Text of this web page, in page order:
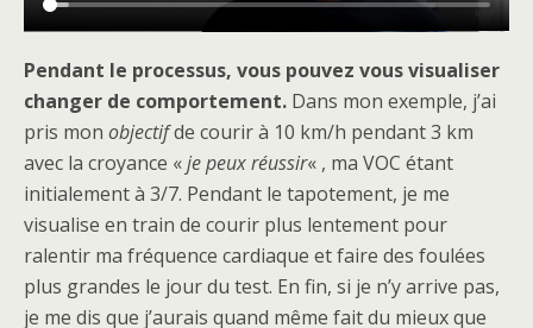
Pendant le processus, vous pouvez vous visualiser
changer de comportement. Dans mon exemple, j’ai
pris mon objectifde courir à 10 km/h pendant 3 km
avec la croyance «je peux réussir« , ma VOC étant
initialement à 3/7. Pendant le tapotement, je me
visualise en train de courir plus lentement pour
ralentir ma fréquence cardiaque et faire des foulées
plus grandes le jour du test. En fin, si je n’y arrive pas,
je me dis que j’aurais quand même fait du mieux que